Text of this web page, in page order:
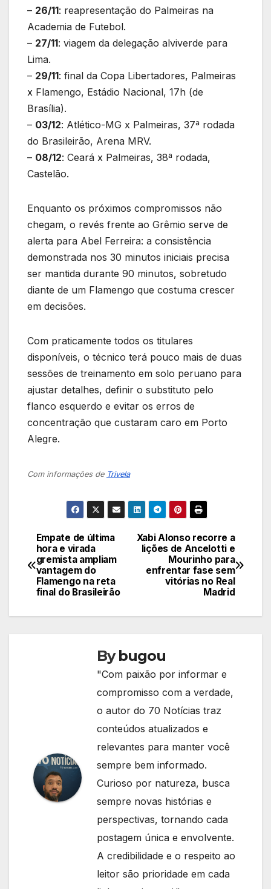
– 26/11: reapresentação do Palmeiras na
Academia de Futebol.
– 27/11: viagem da delegação alviverde para
Lima.
– 29/11: final da Copa Libertadores, Palmeiras
x Flamengo, Estádio Nacional, 17h (de
Brasília).
– 03/12: Atlético-MG x Palmeiras, 37ª rodada
do Brasileirão, Arena MRV.
– 08/12: Ceará x Palmeiras, 38ª rodada,
Castelão.
Enquanto os próximos compromissos não
chegam, o revés frente ao Grêmio serve de
alerta para Abel Ferreira: a consistência
demonstrada nos 30 minutos iniciais precisa
ser mantida durante 90 minutos, sobretudo
diante de um Flamengo que costuma crescer
em decisões.
Com praticamente todos os titulares
disponíveis, o técnico terá pouco mais de duas
sessões de treinamento em solo peruano para
ajustar detalhes, definir o substituto pelo
flanco esquerdo e evitar os erros de
concentração que custaram caro em Porto
Alegre.
Com informações de Trivela
Navegação
de
Post
Xabi Alonso recorre a
lições de Ancelotti e
Mourinho para
enfrentar fase sem
vitórias no Real
Madrid
Empate de última
hora e virada
gremista ampliam
vantagem do
Flamengo na reta
final do Brasileirão
Bybugou
"Com paixão por informar e
compromisso com a verdade,
o autor do 70 Notícias traz
conteúdos atualizados e
relevantes para manter você
sempre bem informado.
Curioso por natureza, busca
sempre novas histórias e
perspectivas, tornando cada
postagem única e envolvente.
A credibilidade e o respeito ao
leitor são prioridade em cada